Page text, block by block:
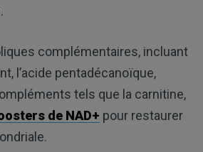
complémentaires, incluant
l’acide pentadécanoïque,
tels que la carnitine,
de NAD+ pour restaurer